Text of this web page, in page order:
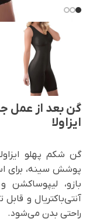
ایزاولا
پوشش سینه، برای
بازو، لیپوساکشن
آنتی‌باکتریال و
راحتی بدن می‌شود.